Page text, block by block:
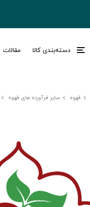
دسته‌بندی کالا مقالات
قهوه سایر فرآورده های قهوه